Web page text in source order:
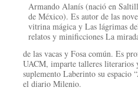
Armando Alanís (nació en
de México). Es autor de las
vitrina mágica y Las lágrimas
relatos y minificciones La
de las vacas y Fosa común. Es
UACM, imparte talleres literarios
suplemento Laberinto su espacio
el diario Milenio.